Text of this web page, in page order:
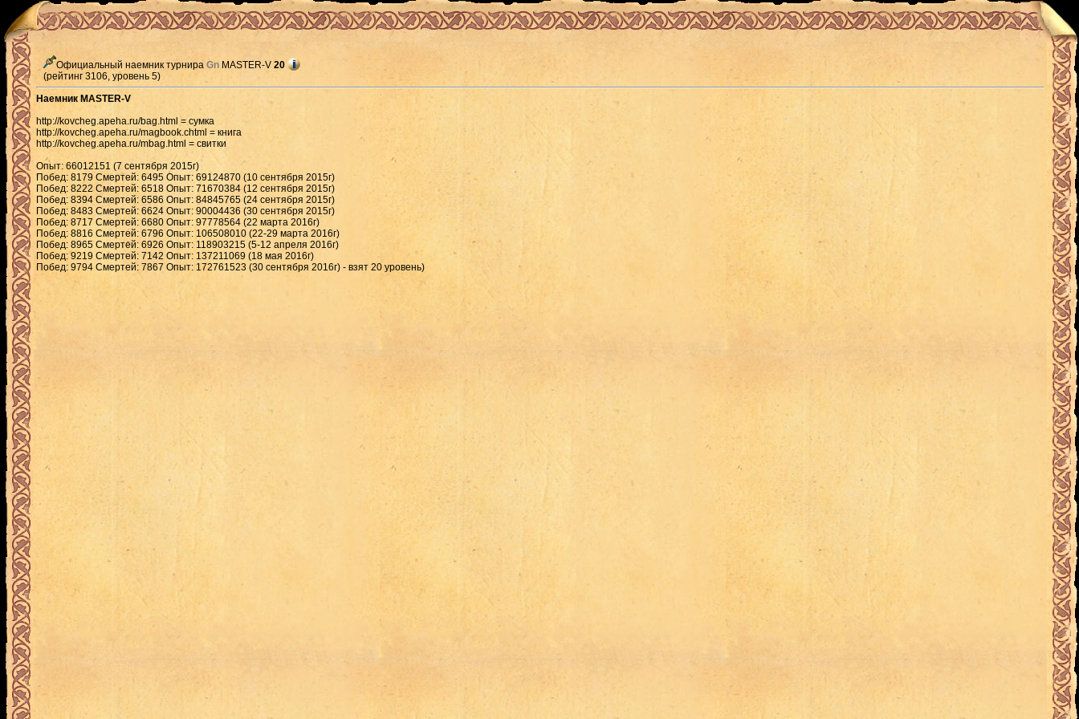
Официальный наемник турнира Gn MASTER-V 20
(рейтинг 3106, уровень 5)
Наемник MASTER-V
http://kovcheg.apeha.ru/bag.html = сумка
http://kovcheg.apeha.ru/magbook.chtml = книга
http://kovcheg.apeha.ru/mbag.html = свитки
Опыт: 66012151 (7 сентября 2015г)
Побед: 8179 Смертей: 6495 Опыт: 69124870 (10 сентября 2015г)
Побед: 8222 Смертей: 6518 Опыт: 71670384 (12 сентября 2015г)
Побед: 8394 Смертей: 6586 Опыт: 84845765 (24 сентября 2015г)
Побед: 8483 Смертей: 6624 Опыт: 90004436 (30 сентября 2015г)
Побед: 8717 Смертей: 6680 Опыт: 97778564 (22 марта 2016г)
Побед: 8816 Смертей: 6796 Опыт: 106508010 (22-29 марта 2016г)
Побед: 8965 Смертей: 6926 Опыт: 118903215 (5-12 апреля 2016г)
Побед: 9219 Смертей: 7142 Опыт: 137211069 (18 мая 2016г)
Побед: 9794 Смертей: 7867 Опыт: 172761523 (30 сентября 2016г) - взят 20 уровень)